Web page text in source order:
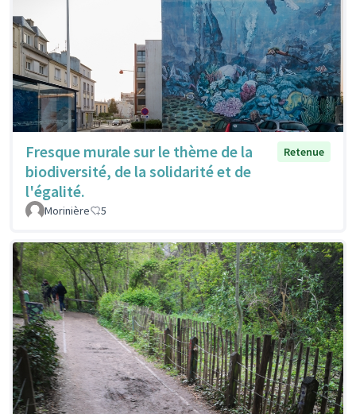
Fresque murale sur le thème de la
biodiversité, de la solidarité et de
l'égalité.
Retenue
Morinière 5